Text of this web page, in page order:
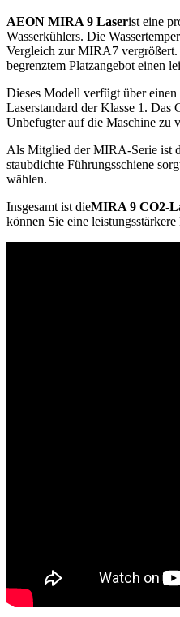
AEON MIRA 9 Laserist eine
Wasserkühlers. Die
Vergleich zur MIRA7 vergrößert.
begrenztem Platzangebot einen
Dieses Modell verfügt über
Laserstandard der Klasse 1. Das
Unbefugter auf die Maschine zu
Als Mitglied der MIRA-Serie ist
staubdichte Führungsschiene
wählen.
Insgesamt ist dieMIRA 9 CO2-
können Sie eine